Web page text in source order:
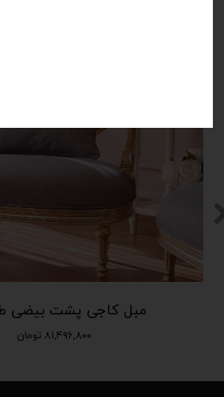
مبل کاجی پشت بیضی
۸۱,۴۹۶,۸۰۰ تومان